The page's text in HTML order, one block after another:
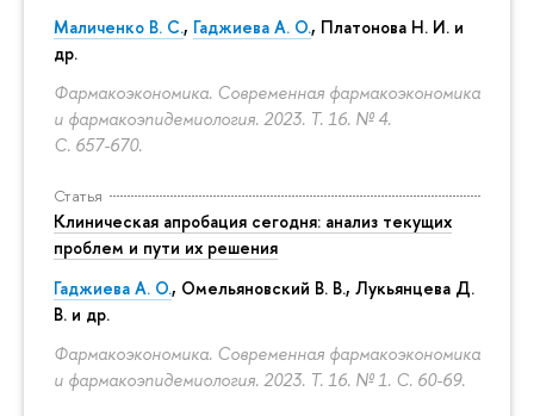
Маличенко В. С., Гаджиева А. О., Платонова Н. И. и
др.
Фармакоэкономика. Современная фармакоэкономика
и фармакоэпидемиология. 2023. Т. 16. № 4.
С. 657-670.
Статья
Клиническая апробация сегодня: анализ текущих
проблем и пути их решения
Гаджиева А. О., Омельяновский В. В., Лукьянцева Д.
В. и др.
Фармакоэкономика. Современная фармакоэкономика
и фармакоэпидемиология. 2023. Т. 16. № 1. С. 60-69.